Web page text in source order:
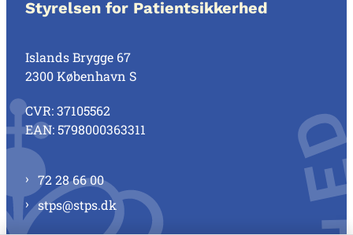
Styrelsen for Patientsikkerhed
Islands Brygge 67
2300 København S
CVR: 37105562
EAN: 5798000363311
72 28 66 00
stps@stps.dk